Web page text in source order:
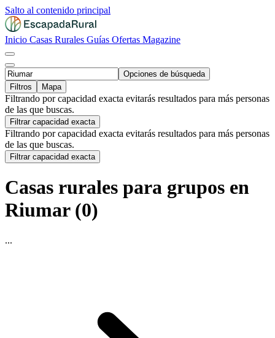
Salto al contenido principal
Inicio Casas Rurales Guías Ofertas Magazine
Opciones de búsqueda
Filtros
Mapa
Filtrando por capacidad exacta evitarás resultados para más personas
de las que buscas.
Filtrar capacidad exacta
Filtrando por capacidad exacta evitarás resultados para más personas
de las que buscas.
Filtrar capacidad exacta
Casas rurales para grupos en
Riumar (0)
...